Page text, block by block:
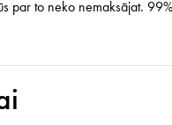
par to neko nemaksājat.